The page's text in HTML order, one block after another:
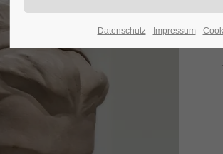
Datenschutz Impressum